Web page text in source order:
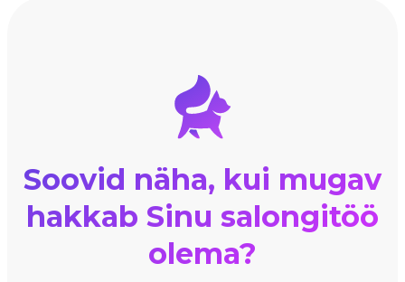
Soovid näha, kui mugav
hakkab Sinu salongitöö
olema?